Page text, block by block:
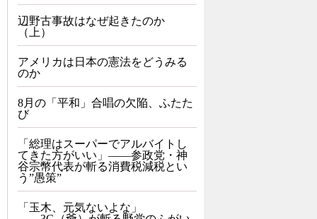
辺野古事故はなぜ起きたのか
（上）
アメリカは日本の憲法をどうみる
のか
8月の「平和」合唱の欠陥、ふたた
び
「総理はスーパーでアルバイトし
てきた方がいい」――参政党・神
谷宗幣代表が斬る消費税減税とい
う”愚策”
「玉木、元気ないよな」